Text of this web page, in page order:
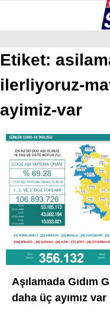
GALERİ
PERVARI
ŞIRVAN
TILLO
GÜNDEM
NÖBETÇI ECZANELER
Etiket:
ilerliyoruz-
ayimiz-var
Aşılamada Gıdım
daha üç ayımız var